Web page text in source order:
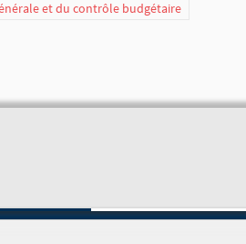
et du contrôle budgétaire